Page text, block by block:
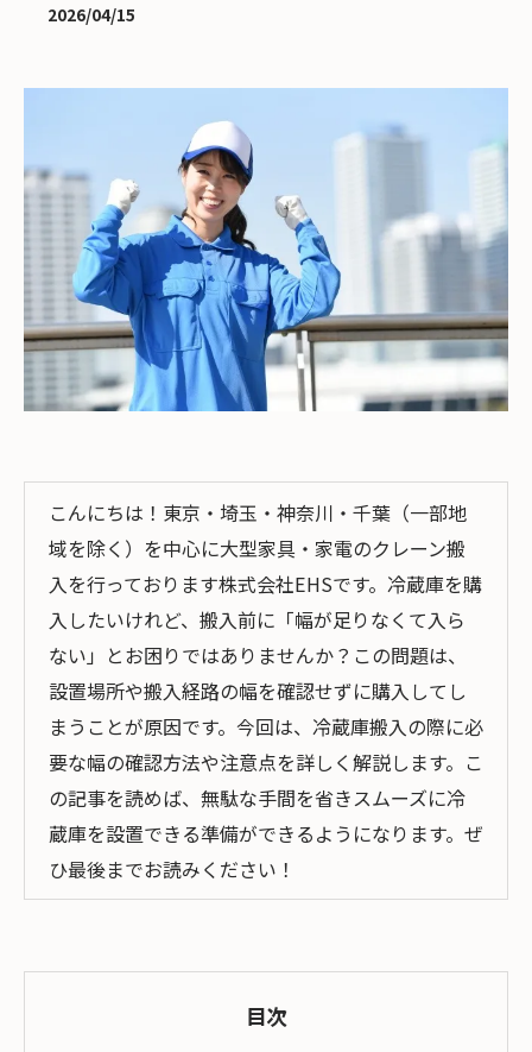
2026/04/15
こんにちは！東京・埼玉・神奈川・千葉（一部地
域を除く）を中心に大型家具・家電のクレーン搬
入を行っております株式会社EHSです。冷蔵庫を購
入したいけれど、搬入前に「幅が足りなくて入ら
ない」とお困りではありませんか？この問題は、
設置場所や搬入経路の幅を確認せずに購入してし
まうことが原因です。今回は、冷蔵庫搬入の際に必
要な幅の確認方法や注意点を詳しく解説します。こ
の記事を読めば、無駄な手間を省きスムーズに冷
蔵庫を設置できる準備ができるようになります。ぜ
ひ最後までお読みください！
目次